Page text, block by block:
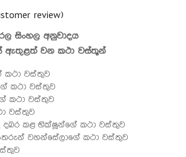
review)
සිංහල අනුවාදය
ඇතුළත් වන කථා වස්තූන්
කථා වස්තුව
කථා වස්තුව
කථා වස්තුව
වස්තුව
කළ භික්ෂූන්ගේ කථා වස්තුව
වහන්සේලාගේ කථා වස්තුව